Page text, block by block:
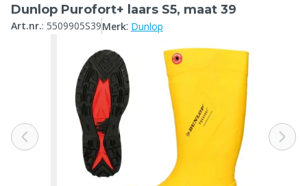
Dunlop Purofort+ laars S5, maat 39
Art.nr.: 5509905S39Merk: Dunlop